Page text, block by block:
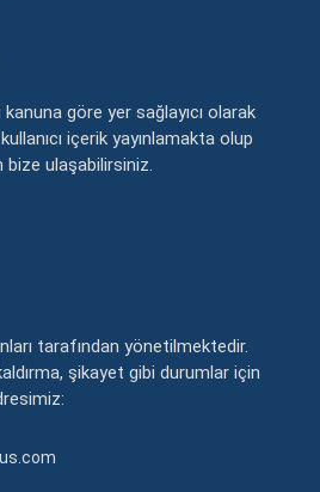
kanuna göre yer sağlayıcı olarak
içerik yayınlamakta olup
bize ulaşabilirsiniz.
tarafından yönetilmektedir.
şikayet gibi durumlar için